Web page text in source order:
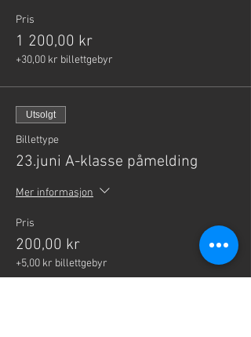
Pris
1 200,00 kr
+30,00 kr billettgebyr
Utsolgt
Billettype
23.juni A-klasse påmelding
Mer informasjon
Pris
200,00 kr
+5,00 kr billettgebyr